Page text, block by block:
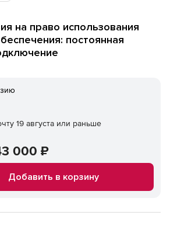
на право использования
постоянная
19 августа или раньше
000 ₽
Добавить в корзину